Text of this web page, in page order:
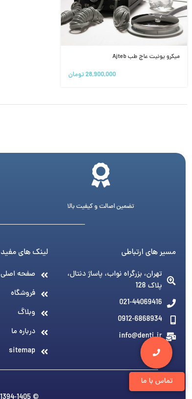
میکرو یونیت عاج طب Ajteb
28,900,000تومان
تماس با ما
تضمین اصالت و کیفیت بالا
مسیر های ارتباطی
تهران، بزرگراه نواب، پاساژ دنتال،
پلاک 128
021-44069416
0912-6868934
info@denti.ir
لینک های مفید
صفحه اصلی
فروشگاه
وبلاگ
درباره ما
sitemap